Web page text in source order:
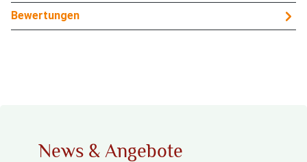
Bewertungen
News & Angebote